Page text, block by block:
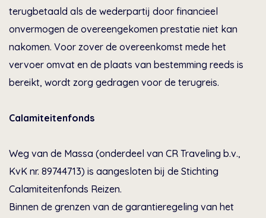
terugbetaald als de wederpartij door financieel
onvermogen de overeengekomen prestatie niet kan
nakomen. Voor zover de overeenkomst mede het
vervoer omvat en de plaats van bestemming reeds is
bereikt, wordt zorg gedragen voor de terugreis.
Calamiteitenfonds
Weg van de Massa (onderdeel van CR Traveling b.v.,
KvK nr. 89744713) is aangesloten bij de Stichting
Calamiteitenfonds Reizen.
Binnen de grenzen van de garantieregeling van het